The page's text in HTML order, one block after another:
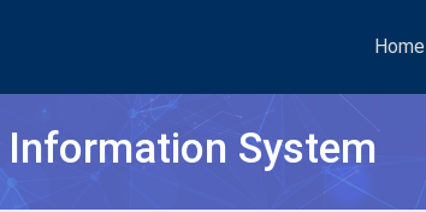
Home
System